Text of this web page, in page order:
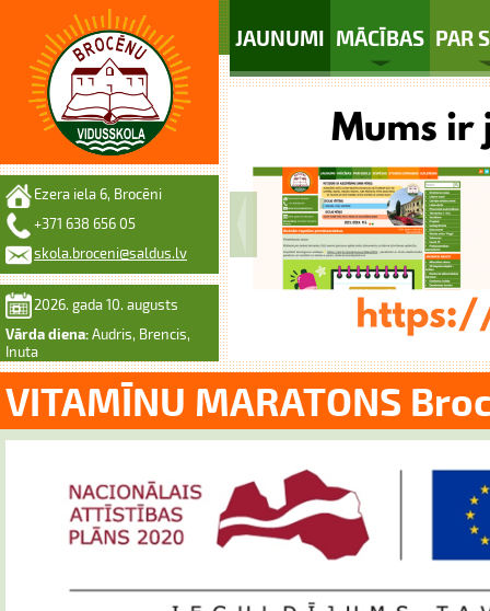
JAUNUMI MĀCĪBAS PAR
Ezera iela 6, Brocēni
+371 638 656 05
skola.broceni@saldus.lv
2026. gada 10. augusts
Vārda diena: Audris, Brencis,
Inuta
VITAMĪNU MARATONS